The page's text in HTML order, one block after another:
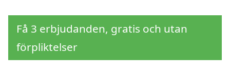
Få 3 erbjudanden, gratis och utan
förpliktelser